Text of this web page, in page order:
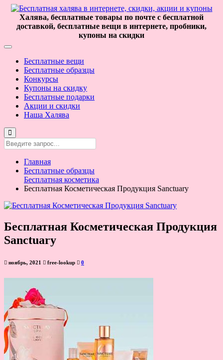
Халява, бесплатные товары по почте с бесплатной
доставкой, бесплатные вещи в интернете, пробники,
купоны на скидки
Бесплатные вещи
Бесплатные образцы
Конкурсы
Купоны на скидку
Бесплатные подарки
Акции и скидки
Наша Халява
Главная
Бесплатные образцы
Бесплатная косметика
Бесплатная Косметическая Продукция Sanctuary
Бесплатная Косметическая Продукция
Sanctuary
ноябрь, 2021 free-lookup 0